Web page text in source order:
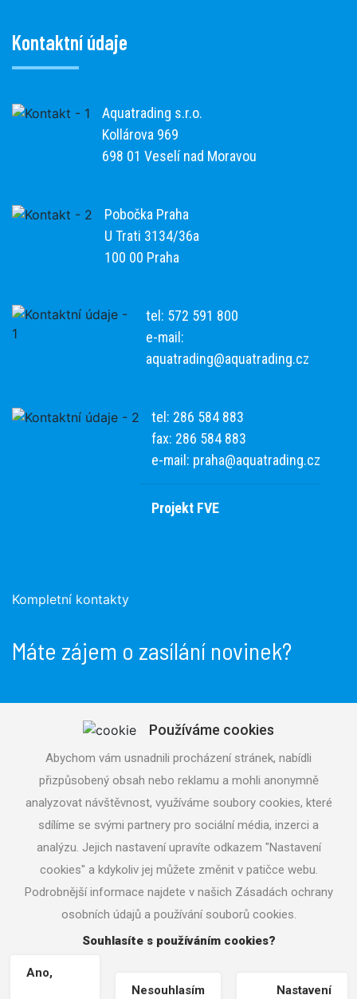
Kontaktní údaje
Aquatrading s.r.o.
Kollárova 969
698 01 Veselí nad Moravou
Pobočka Praha
U Trati 3134/36a
100 00 Praha
tel: 572 591 800
e-mail:
aquatrading@aquatrading.cz
tel: 286 584 883
fax: 286 584 883
e-mail: praha@aquatrading.cz
Projekt FVE
Kompletní kontakty
Máte zájem o zasílání novinek?
Souhlasím sezpracováním osobních údajů
Copyright © 2026 aquatrading.cz
Nastavení cookies| Tvorba www stránek Machin.cz
Vrácení zboží / Odstoupení od smlouvy
Používáme cookies
Abychom vám usnadnili procházení stránek, nabídli
přizpůsobený obsah nebo reklamu a mohli anonymně
analyzovat návštěvnost, využíváme soubory cookies, které
sdílíme se svými partnery pro sociální média, inzerci a
analýzu. Jejich nastavení upravíte odkazem "Nastavení
cookies" a kdykoliv jej můžete změnit v patičce webu.
Podrobnější informace najdete v našich Zásadách ochrany
osobních údajů a používání souborů cookies.
Souhlasíte s používáním cookies?
Ano,
Nesouhlasím
Nastavení